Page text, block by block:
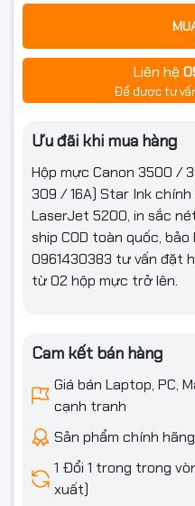
Liên hệ
Để được tư
Ưu đãi khi mua hàng
Hộp mực Canon 3500 /
309 / 16A) Star Ink
LaserJet 5200, in sắc
ship COD toàn quốc,
0961430383 tư vấn đặt
từ 02 hộp mực trở lên.
Cam kết bán hàng
Giá bán Laptop, PC,
cạnh tranh
Sản phẩm chính
1 Đổi 1 trong trong
xuất)
• Bản in sắc nét, rõ ràng,
• Dung lượng lớn, in ấn liên
văn phòng in nhiều
• Hộp mực tương thích
• Tăng tuổi thọ máy in và
người dùng
Liên hệ:
Muamáy tính, máy in , laptop
lượng lớn vui lòng liên hệ
tốt nhất.
Hotline:0961.430.383